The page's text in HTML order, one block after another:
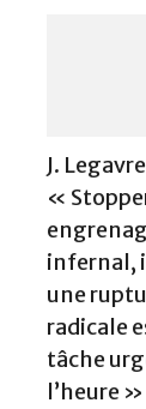
J.
«
infernal,
une
radicale
tâche
l’heure »